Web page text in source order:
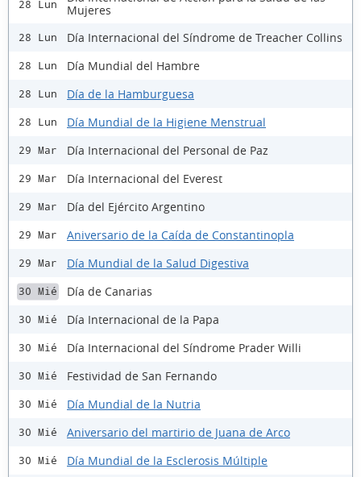
28 Lun
Mujeres
28 Lun Día Internacional del Síndrome de Treacher Collins
28 Lun Día Mundial del Hambre
28 Lun Día de la Hamburguesa
28 Lun Día Mundial de la Higiene Menstrual
29 Mar Día Internacional del Personal de Paz
29 Mar Día Internacional del Everest
29 Mar Día del Ejército Argentino
29 Mar Aniversario de la Caída de Constantinopla
29 Mar Día Mundial de la Salud Digestiva
30 Mié Día de Canarias
30 Mié Día Internacional de la Papa
30 Mié Día Internacional del Síndrome Prader Willi
30 Mié Festividad de San Fernando
30 Mié Día Mundial de la Nutria
30 Mié Aniversario del martirio de Juana de Arco
30 Mié Día Mundial de la Esclerosis Múltiple